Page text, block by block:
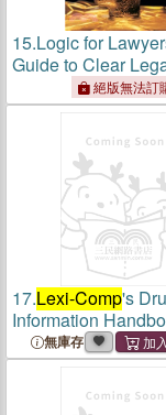
15.Logic for
Guide to Clear
Thinking 絕版無法訂
17.Lexi-Comp's
Information
Oncology
無庫存